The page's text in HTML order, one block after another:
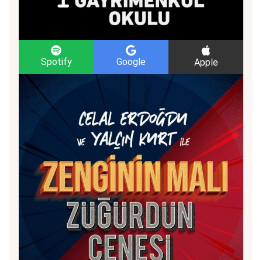
Spotify Google Apple